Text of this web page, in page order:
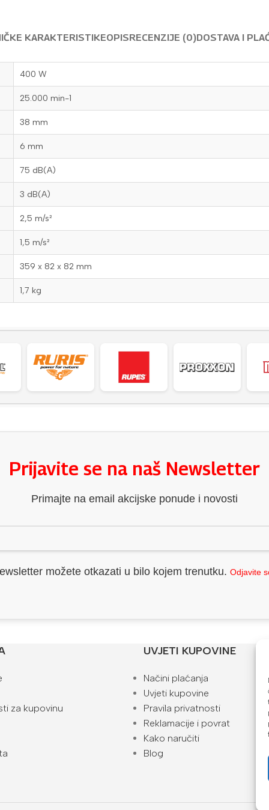
KARAKTERISTIKEOPISRECENZIJE (0)DOSTAVA I
400 W
25.000 min-1
38 mm
6 mm
75 dB(A)
3 dB(A)
2,5 m/s²
1,5 m/s²
359 x 82 x 82 mm
1,7 kg
Prijavite se na naš Newsletter
Primajte na email akcijske ponude i novosti
možete otkazati u bilo kojem trenutku. Odjavite
za kupovinu
UVJETI KUPOVINE
Načini plaćanja
Uvjeti kupovine
Pravila privatnosti
Reklamacije i povrat
Kako naručiti
Blog